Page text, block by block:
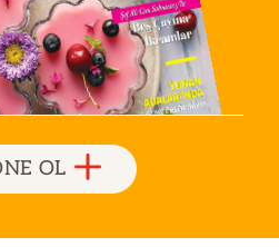
OL